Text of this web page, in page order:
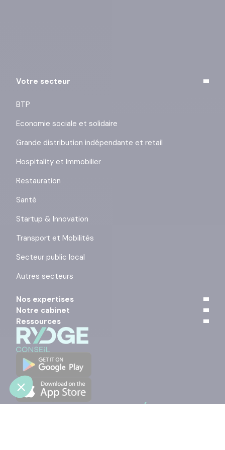
Votre secteur
BTP
Economie sociale et solidaire
Grande distribution indépendante et retail
Hospitality et Immobilier
Restauration
Santé
Startup & Innovation
Transport et Mobilités
Secteur public local
Autres secteurs
Nos expertises
Notre cabinet
Ressources